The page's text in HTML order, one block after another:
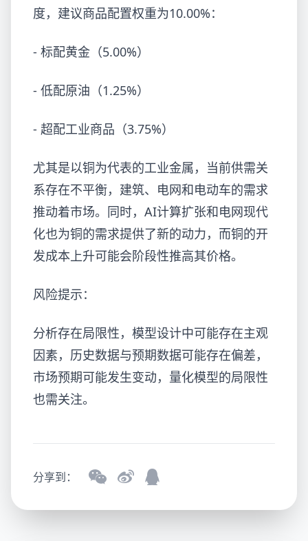
度，建议商品配置权重为10.00%：
- 标配黄金（5.00%）
- 低配原油（1.25%）
- 超配工业商品（3.75%）
尤其是以铜为代表的工业金属，当前供需关
系存在不平衡，建筑、电网和电动车的需求
推动着市场。同时，AI计算扩张和电网现代
化也为铜的需求提供了新的动力，而铜的开
发成本上升可能会阶段性推高其价格。
风险提示：
分析存在局限性，模型设计中可能存在主观
因素，历史数据与预期数据可能存在偏差，
市场预期可能发生变动，量化模型的局限性
也需关注。
分享到：